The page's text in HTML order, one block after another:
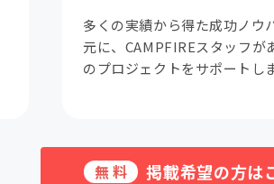
多くの実績から得た成功ノウ
元に、CAMPFIREスタッフが
のプロジェクトをサポートし
無料 掲載希望の方は